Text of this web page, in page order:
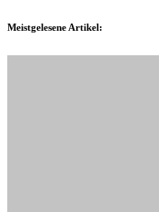
Meistgelesene Artikel: